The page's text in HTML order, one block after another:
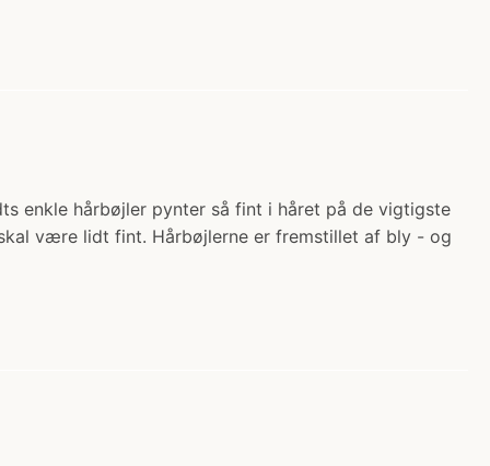
enkle hårbøjler pynter så fint i håret på de vigtigste
være lidt fint. Hårbøjlerne er fremstillet af bly - og